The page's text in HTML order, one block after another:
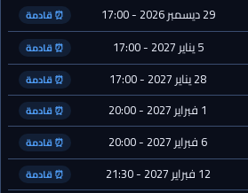
29 ديسمبر 2026 - 17:00 ⏰ قادمة
5 يناير 2027 - 17:00 ⏰ قادمة
28 يناير 2027 - 17:00 ⏰ قادمة
1 فبراير 2027 - 20:00 ⏰ قادمة
6 فبراير 2027 - 20:00 ⏰ قادمة
12 فبراير 2027 - 21:30 ⏰ قادمة